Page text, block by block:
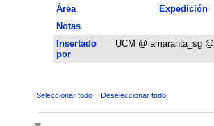
Área
Expedición
Notas
Insertado
por
UCM @ amaranta_sg @
Seleccionar todo Deseleccionar todo